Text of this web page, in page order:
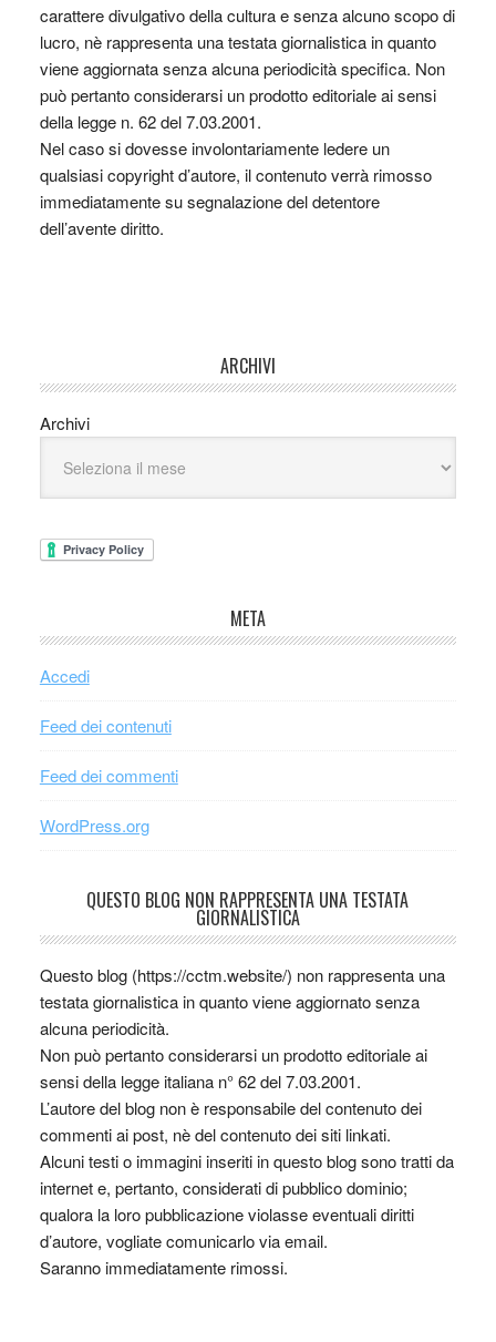
carattere divulgativo della cultura e senza alcuno scopo di
lucro, nè rappresenta una testata giornalistica in quanto
viene aggiornata senza alcuna periodicità specifica. Non
può pertanto considerarsi un prodotto editoriale ai sensi
della legge n. 62 del 7.03.2001.
Nel caso si dovesse involontariamente ledere un
qualsiasi copyright d’autore, il contenuto verrà rimosso
immediatamente su segnalazione del detentore
dell’avente diritto.
ARCHIVI
Archivi
META
Accedi
Feed dei contenuti
Feed dei commenti
WordPress.org
QUESTO BLOG NON RAPPRESENTA UNA TESTATA
GIORNALISTICA
Questo blog (https://cctm.website/) non rappresenta una
testata giornalistica in quanto viene aggiornato senza
alcuna periodicità.
Non può pertanto considerarsi un prodotto editoriale ai
sensi della legge italiana n° 62 del 7.03.2001.
L’autore del blog non è responsabile del contenuto dei
commenti ai post, nè del contenuto dei siti linkati.
Alcuni testi o immagini inseriti in questo blog sono tratti da
internet e, pertanto, considerati di pubblico dominio;
qualora la loro pubblicazione violasse eventuali diritti
d’autore, vogliate comunicarlo via email.
Saranno immediatamente rimossi.